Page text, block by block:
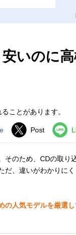
いのに
ことがあります。
Post
そのため、CDの取り
だ、違いがわかりに
の人気モデルを厳選